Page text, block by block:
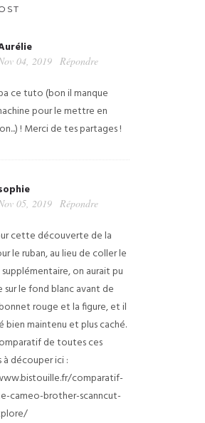
04, 2019 Répondre
ce tuto (bon il manque
pour le mettre en
! Merci de tes partages !
05, 2019 Répondre
cette découverte de la
le ruban, au lieu de coller le
on aurait pu
le fond blanc avant de
rouge et la figure, et il
bien maintenu et plus caché.
de toutes ces
à découper ici :
comparatif-
cameo-brother-scanncut-